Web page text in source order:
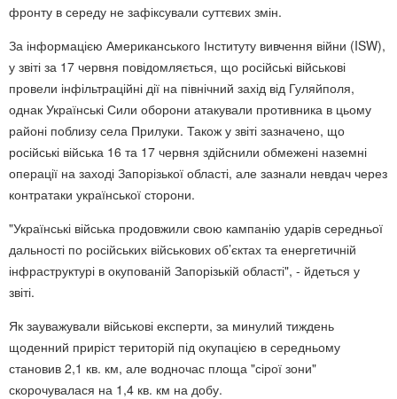
фронту в середу не зафіксували суттєвих змін.
За інформацією Американського Інституту вивчення війни (ISW),
у звіті за 17 червня повідомляється, що російські військові
провели інфільтраційні дії на північний захід від Гуляйполя,
однак Українські Сили оборони атакували противника в цьому
районі поблизу села Прилуки. Також у звіті зазначено, що
російські війська 16 та 17 червня здійснили обмежені наземні
операції на заході Запорізької області, але зазнали невдач через
контратаки української сторони.
"Українські війська продовжили свою кампанію ударів середньої
дальності по російських військових об’єктах та енергетичній
інфраструктурі в окупованій Запорізькій області", - йдеться у
звіті.
Як зауважували військові експерти, за минулий тиждень
щоденний приріст територій під окупацією в середньому
становив 2,1 кв. км, але водночас площа "сірої зони"
скорочувалася на 1,4 кв. км на добу.